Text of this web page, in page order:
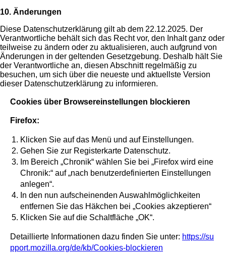
10. Änderungen
Diese Datenschutzerklärung gilt ab dem 22.12.2025. Der
Verantwortliche behält sich das Recht vor, den Inhalt ganz oder
teilweise zu ändern oder zu aktualisieren, auch aufgrund von
Änderungen in der geltenden Gesetzgebung. Deshalb hält Sie
der Verantwortliche an, diesen Abschnitt regelmäßig zu
besuchen, um sich über die neueste und aktuellste Version
dieser Datenschutzerklärung zu informieren.
Cookies über Browsereinstellungen blockieren
Firefox:
Klicken Sie auf das Menü und auf Einstellungen.
Gehen Sie zur Registerkarte Datenschutz.
Im Bereich „Chronik“ wählen Sie bei „Firefox wird eine
Chronik:“ auf „nach benutzerdefinierten Einstellungen
anlegen“.
In den nun aufscheinenden Auswahlmöglichkeiten
entfernen Sie das Häkchen bei „Cookies akzeptieren“
Klicken Sie auf die Schaltfläche „OK“.
Detaillierte Informationen dazu finden Sie unter: https://su
pport.mozilla.org/de/kb/Cookies-blockieren